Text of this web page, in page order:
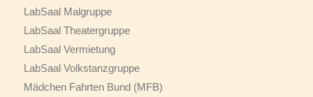
LabSaal Malgruppe
LabSaal Theatergruppe
LabSaal Vermietung
LabSaal Volkstanzgruppe
Mädchen Fahrten Bund (MFB)